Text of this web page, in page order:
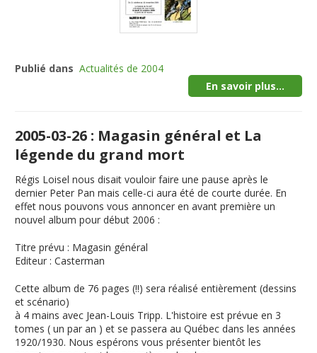
Publié dans Actualités de 2004
En savoir plus...
2005-03-26 : Magasin général et La
légende du grand mort
Régis Loisel nous disait vouloir faire une pause après le
dernier Peter Pan mais celle-ci aura été de courte durée. En
effet nous pouvons vous annoncer en avant première un
nouvel album pour début 2006 :
Titre prévu : Magasin général
Editeur : Casterman
Cette album de 76 pages (!!) sera réalisé entièrement (dessins
et scénario)
à 4 mains avec Jean-Louis Tripp. L'histoire est prévue en 3
tomes ( un par an ) et se passera au Québec dans les années
1920/1930. Nous espérons vous présenter bientôt les